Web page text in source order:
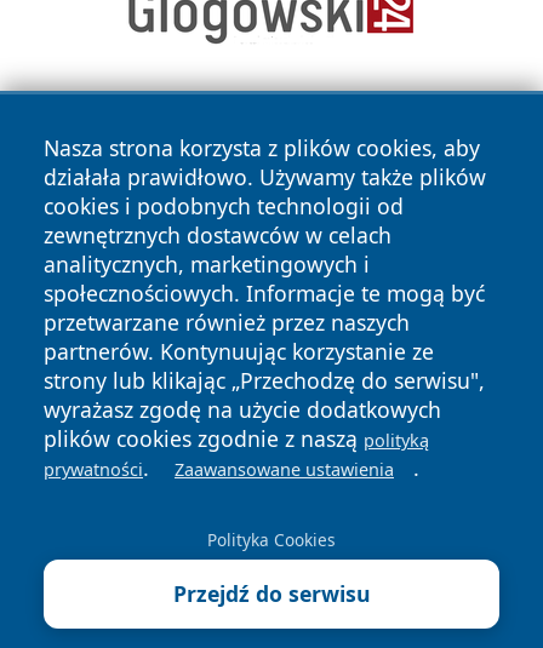
Nasza strona korzysta z plików cookies, aby
działała prawidłowo. Używamy także plików
cookies i podobnych technologii od
zewnętrznych dostawców w celach
analitycznych, marketingowych i
społecznościowych. Informacje te mogą być
przetwarzane również przez naszych
partnerów. Kontynuując korzystanie ze
strony lub klikając „Przechodzę do serwisu",
wyrażasz zgodę na użycie dodatkowych
plików cookies zgodnie z naszą polityką
prywatności. Zaawansowane ustawienia .
Polityka Cookies
Przejdź do serwisu
Copyright © 2026 informacjelodzkie.pl Wszystkie prawa
zastrzeżone.
News Autorzy
Polityka
Prywatności
Polityka
Cookies